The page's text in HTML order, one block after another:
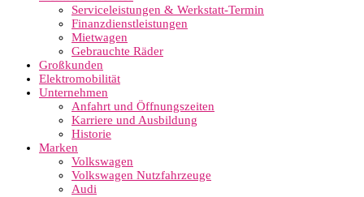
Serviceleistungen & Werkstatt-Termin
Finanzdienstleistungen
Mietwagen
Gebrauchte Räder
Großkunden
Elektromobilität
Unternehmen
Anfahrt und Öffnungszeiten
Karriere und Ausbildung
Historie
Marken
Volkswagen
Volkswagen Nutzfahrzeuge
Audi